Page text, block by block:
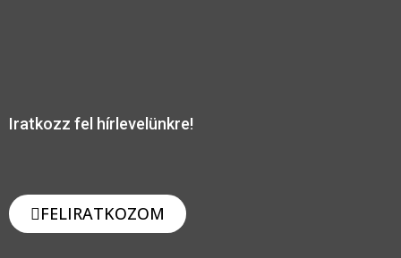
Iratkozz fel hírlevelünkre!
FELIRATKOZOM